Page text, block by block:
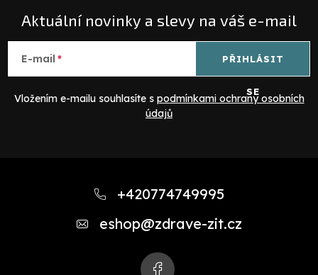
Aktuální novinky a slevy na váš e-mail
E-mail
Vložením e-mailu souhlasíte s podmínkami ochrany osobních
údajů
PŘIHLÁSIT
SE
+420774749995
eshop@zdrave-zit.cz